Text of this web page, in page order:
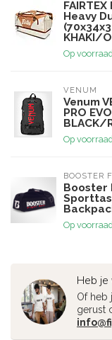
Heavy
KHAKI/
Op
VENUM
Venum
PRO
BLACK/
Op
BOOSTER
Booster
Sporttas
Op
Heb je
Of heb
gerust